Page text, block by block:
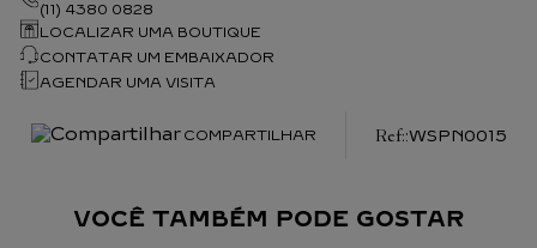
(11) 4380 0828
LOCALIZAR UMA BOUTIQUE
CONTATAR UM EMBAIXADOR
AGENDAR UMA VISITA
COMPARTILHAR :WSPN0015
VOCÊ TAMBÉM PODE GOSTAR